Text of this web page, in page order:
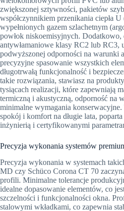
zwiększonej sztywności, pakietów
współczynnikiem przenikania ciepła
wypełnionych gazem szlachetnym
powłok niskoemisyjnych. Dodatkowo,
antywłamaniowe klasy RC2 lub RC3,
podwyższonej odporności na warunki
precyzyjne spasowanie wszystkich
długotrwałą funkcjonalność i
takie rozwiązania, stawiasz na
tysiącach realizacji, które zapewniają
termiczną i akustyczną, odporność na
minimalne wymagania
spokój i komfort na długie lata,
inżynierią i certyfikowanymi
Precyzja wykonania systemów
Precyzja wykonania w systemach
MD czy Schüco Corona CT 70
profili. Minimalne tolerancje
idealne dopasowanie elementów, co
szczelności i funkcjonalności okna.
stalowymi wkładkami, co zapewnia